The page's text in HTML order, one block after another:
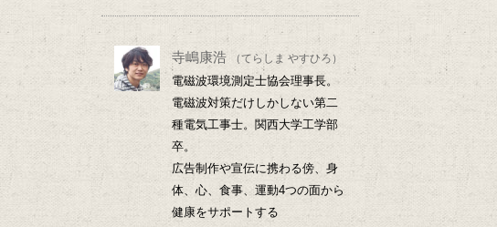
寺嶋康浩 （てらしま やすひろ）
電磁波環境測定士協会理事長。
電磁波対策だけしかしない第二
種電気工事士。関西大学工学部
卒。
広告制作や宣伝に携わる傍、身
体、心、食事、運動4つの面から
健康をサポートする